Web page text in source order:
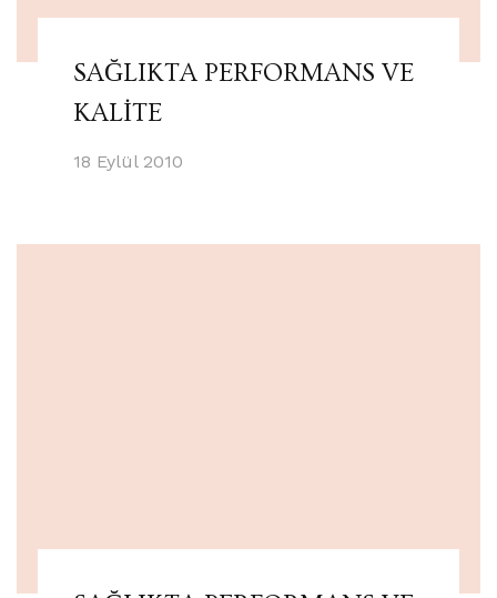
SAĞLIKTA PERFORMANS VE
KALİTE
18 Eylül 2010